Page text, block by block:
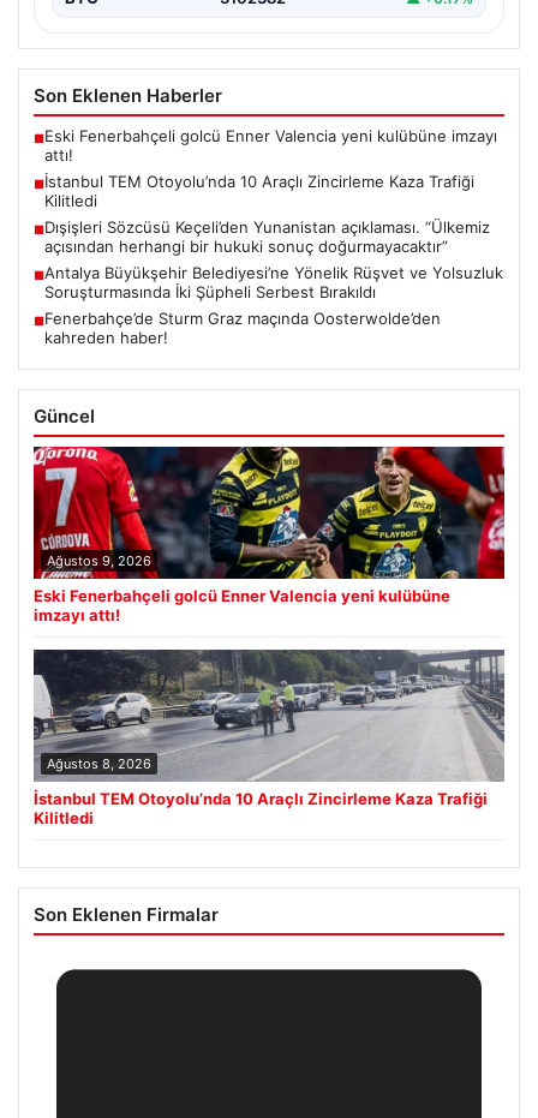
Son Eklenen Haberler
■Eski Fenerbahçeli golcü Enner Valencia yeni kulübüne imzayı
attı!
■İstanbul TEM Otoyolu’nda 10 Araçlı Zincirleme Kaza Trafiği
Kilitledi
■Dışişleri Sözcüsü Keçeli’den Yunanistan açıklaması. “Ülkemiz
açısından herhangi bir hukuki sonuç doğurmayacaktır”
■Antalya Büyükşehir Belediyesi’ne Yönelik Rüşvet ve Yolsuzluk
Soruşturmasında İki Şüpheli Serbest Bırakıldı
■Fenerbahçe’de Sturm Graz maçında Oosterwolde’den
kahreden haber!
Güncel
Ağustos 9, 2026
Eski Fenerbahçeli golcü Enner Valencia yeni kulübüne
imzayı attı!
Ağustos 8, 2026
İstanbul TEM Otoyolu’nda 10 Araçlı Zincirleme Kaza Trafiği
Kilitledi
Son Eklenen Firmalar